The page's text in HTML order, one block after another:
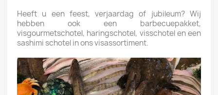
Heeft u een feest, verjaardag of jubileum? Wij
hebben ook een barbecuepakket,
visgourmetschotel, haringschotel, visschotel en een
sashimi schotel in ons visassortiment.